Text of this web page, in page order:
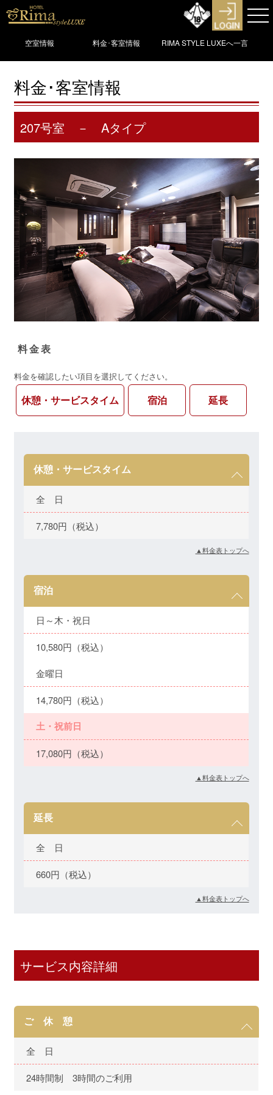
空室情報 料金･客室情報 RIMA STYLE LUXEへ一言
料金･客室情報
207号室 － Aタイプ
料金表
料金を確認したい項目を選択してください。
休憩・サービスタイム 宿泊 延長
休憩・サービスタイム
全 日
7,780円（税込）
▲料金表トップへ
宿泊
日～木・祝日
10,580円（税込）
金曜日
14,780円（税込）
土・祝前日
17,080円（税込）
▲料金表トップへ
延長
全 日
660円（税込）
▲料金表トップへ
サービス内容詳細
ご 休 憩
全 日
24時間制 3時間のご利用